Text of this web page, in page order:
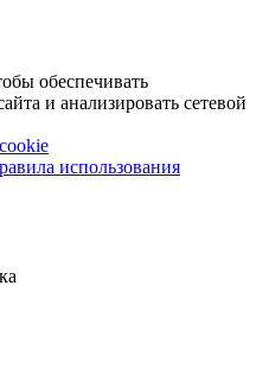
обеспечивать
и анализировать сетевой
использования